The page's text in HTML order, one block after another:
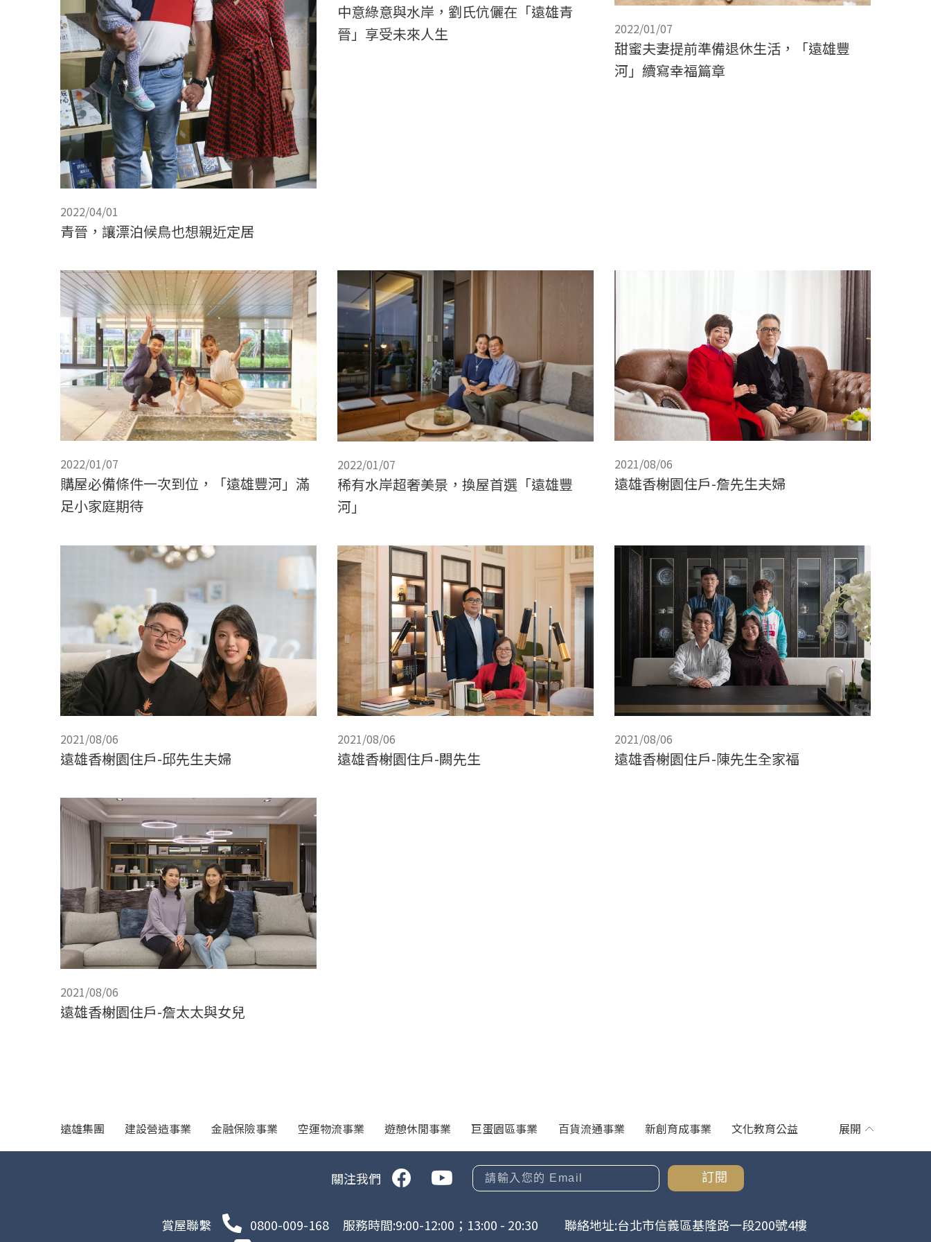
2022/04/01
青晉，讓漂泊候鳥也想親近定居
中意綠意與水岸，劉氏伉儷在「遠雄青
晉」享受未來人生
2022/01/07
甜蜜夫妻提前準備退休生活，「遠雄豐
河」續寫幸福篇章
2022/01/07
購屋必備條件一次到位，「遠雄豐河」滿
足小家庭期待
2022/01/07
稀有水岸超奢美景，換屋首選「遠雄豐
河」
2021/08/06
遠雄香榭園住戶-詹先生夫婦
2021/08/06
遠雄香榭園住戶-邱先生夫婦
2021/08/06
遠雄香榭園住戶-闕先生
2021/08/06
遠雄香榭園住戶-陳先生全家福
2021/08/06
遠雄香榭園住戶-詹太太與女兒
遠雄集團 建設營造事業 金融保險事業 空運物流事業 遊憩休閒事業 巨蛋園區事業 百貨流通事業 新創育成事業 文化教育公益 展開
關注我們 訂閱
賞屋聯繫
0800-009-168
服務時間:9:00-12:00；13:00 - 20:30 聯絡地址:台北市信義區基隆路一段200號4樓